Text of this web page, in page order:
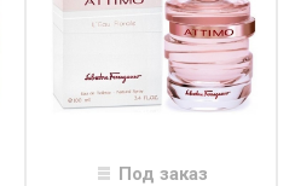
Под заказ